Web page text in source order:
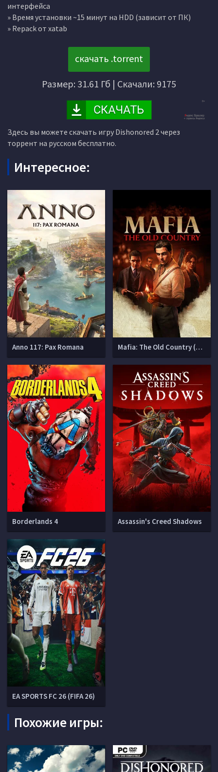
интерфейса
» Время установки ~15 минут на HDD (зависит от ПК)
» Repack от xatab
скачать .torrent
Размер: 31.61 Гб | Скачали: 9175
Здесь вы можете скачать игру Dishonored 2 через
торрент на русском бесплатно.
Интересное:
Anno 117: Pax Romana Mafia: The Old Country (Мафия 4)
Borderlands 4 Assassin's Creed Shadows
EA SPORTS FC 26 (FIFA 26)
Похожие игры: